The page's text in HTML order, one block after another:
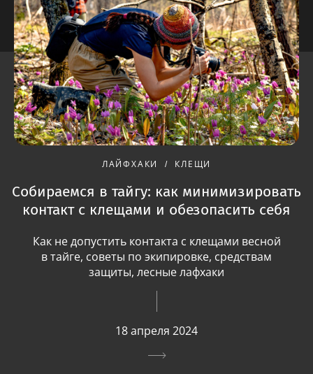
ЛАЙФХАКИ КЛЕЩИ
Собираемся в тайгу: как минимизировать
контакт с клещами и обезопасить себя
Как не допустить контакта с клещами весной
в тайге, советы по экипировке, средствам
защиты, лесные лафхаки
18 апреля 2024